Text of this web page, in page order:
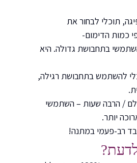
תוכלי לבחור את
כמות הדימום-
בתחבושת גדולה. היא
להשתמש בתחבושת רגילה,
/ הרבה שעות – השתמשי
יותר.
רב-פעמי במתנה!